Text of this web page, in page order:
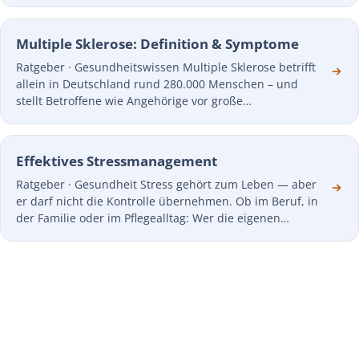
Multiple Sklerose: Definition & Symptome
Ratgeber · Gesundheitswissen Multiple Sklerose betrifft
allein in Deutschland rund 280.000 Menschen – und
stellt Betroffene wie Angehörige vor große…
Effektives Stressmanagement
Ratgeber · Gesundheit Stress gehört zum Leben — aber
er darf nicht die Kontrolle übernehmen. Ob im Beruf, in
der Familie oder im Pflegealltag: Wer die eigenen…